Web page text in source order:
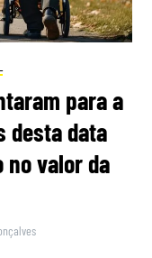
para a
desta data
no valor da